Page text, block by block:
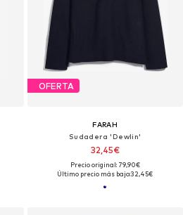
OFERTA
FARAH
Sudadera 'Dewlin'
32,45€
Precio original: 79,90€
Último precio más bajo:32,45€